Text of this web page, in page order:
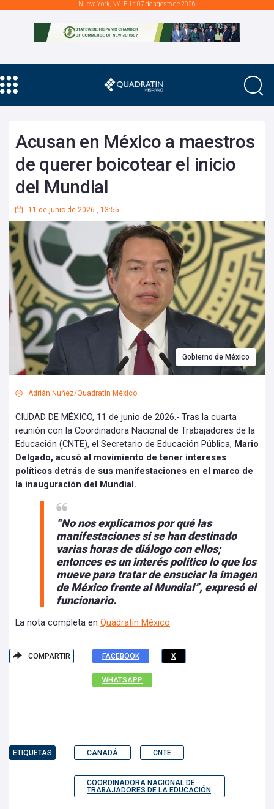
Nueva York, NY., EU a 07 de agosto de 2026
Acusan en México a maestros
de querer boicotear el inicio
del Mundial
11 de junio de 2026 , 13:55
Gobierno de México
Adrián Núñez/Quadratín México
CIUDAD DE MÉXICO, 11 de junio de 2026.- Tras la cuarta
reunión con la Coordinadora Nacional de Trabajadores de la
Educación (CNTE), el Secretario de Educación Pública, Mario
Delgado, acusó al movimiento de tener intereses
políticos detrás de sus manifestaciones en el marco de
la inauguración del Mundial.
“No nos explicamos por qué las
manifestaciones si se han destinado
varias horas de diálogo con ellos;
entonces es un interés político lo que los
mueve para tratar de ensuciar la imagen
de Méxicofrente al Mundial”, expresó el
funcionario.
La nota completa en Quadratín México
COMPARTIR FACEBOOK X
WHATSAPP
ETIQUETAS CANADÁ CNTE
COORDINADORA NACIONAL DE
TRABAJADORES DE LA EDUCACIÓN